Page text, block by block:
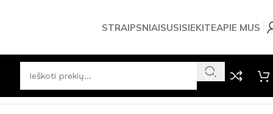
STRAIPSNIAISUSISIEKITEAPIE MUS
0 Milwaukee